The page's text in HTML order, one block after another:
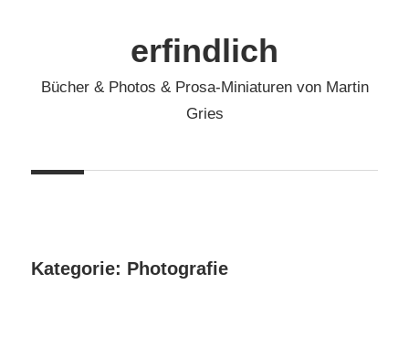
erfindlich
Bücher & Photos & Prosa-Miniaturen von Martin
Gries
Kategorie: Photografie